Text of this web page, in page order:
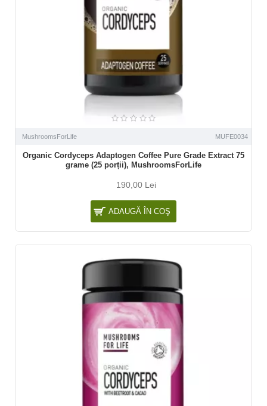
MushroomsForLife MUFE0034
Organic Cordyceps Adaptogen Coffee Pure Grade Extract 75
grame (25 porții), MushroomsForLife
190,00 Lei
ADAUGĂ ÎN COŞ